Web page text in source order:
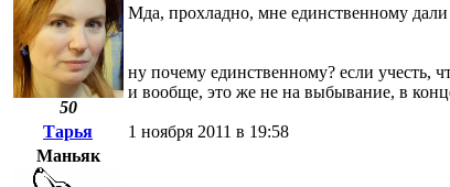
50
Мда, прохладно, мне единственному
ну почему единственному? если учесть,
и вообще, это же не на выбывание, в
Тарья
1 ноября 2011 в 19:58
Маньяк